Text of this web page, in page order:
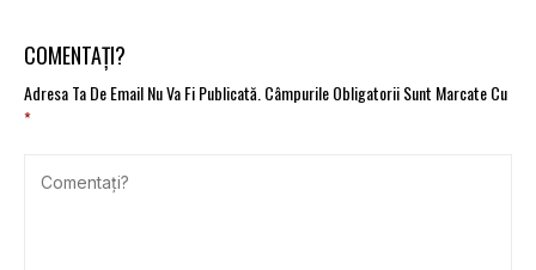
COMENTAȚI?
Adresa Ta De Email Nu Va Fi Publicată.Câmpurile Obligatorii Sunt Marcate Cu
*